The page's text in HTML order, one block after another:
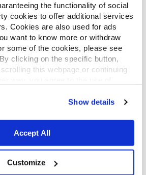
the functionality of social
cookies to offer additional services
Cookies are also used for ads
want to know more or withdraw
some of the cookies, please see
clicking on the specific button,
this webpage or continuing
Show details
Accept All
Customize